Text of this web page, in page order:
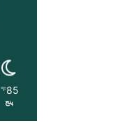
85
℉
پنج